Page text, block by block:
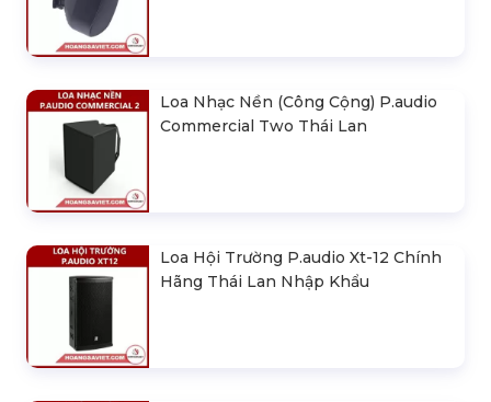
Loa Nhạc Nền (Công Cộng) P.audio
Commercial Two Thái Lan
Loa Hội Trường P.audio Xt-12 Chính
Hãng Thái Lan Nhập Khẩu